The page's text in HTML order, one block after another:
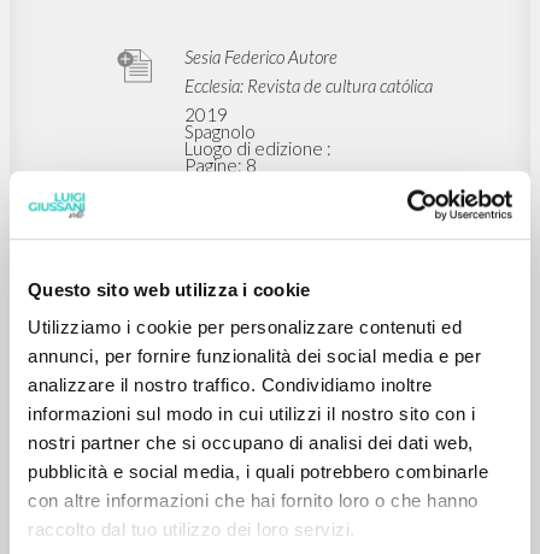
Questo sito web utilizza i cookie
Utilizziamo i cookie per personalizzare contenuti ed
annunci, per fornire funzionalità dei social media e per
analizzare il nostro traffico. Condividiamo inoltre
informazioni sul modo in cui utilizzi il nostro sito con i
nostri partner che si occupano di analisi dei dati web,
pubblicità e social media, i quali potrebbero combinarle
con altre informazioni che hai fornito loro o che hanno
raccolto dal tuo utilizzo dei loro servizi.
Sesia Federico Autore
Ecclesia: Revista de cultura católica
2019
Spagnolo
Luogo di edizione :
Pagine: 8